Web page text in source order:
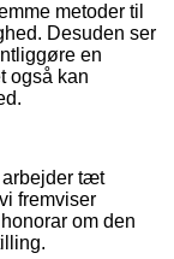
metoder til
Desuden ser
en
også kan
arbejder tæt
fremviser
om den